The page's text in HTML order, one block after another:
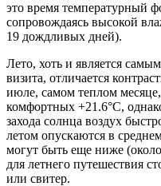
это время температурный
сопровождаясь высокой
19 дождливых дней).
Лето, хоть и является
визита, отличается
июле, самом теплом
комфортных +21.6°C,
захода солнца воздух
летом опускаются в
могут быть еще ниже
для летнего путешествия
или свитер.